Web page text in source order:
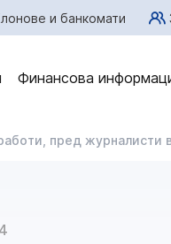
и банкомати
Финансова
пред журналисти